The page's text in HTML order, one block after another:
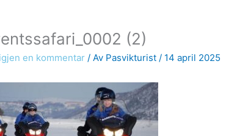
(2)
en kommentar / Av Pasvikturist/ 14 april 2025